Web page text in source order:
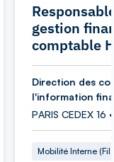
gestion
comptable
Direction des
l'information
PARIS CEDEX 16
Mobilité Interne (Fil